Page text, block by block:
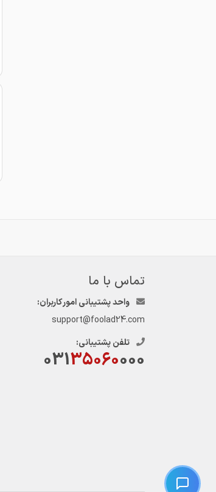
تماس با ما
واحد پشتیبانی امور کاربران:
support@foolad24.com
تلفن پشتیبانی:
03135060000